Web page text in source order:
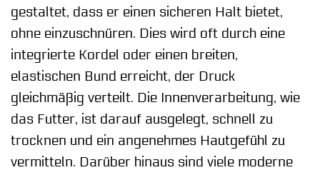
gestaltet, dass er einen sicheren Halt bietet,
ohne einzuschnüren. Dies wird oft durch eine
integrierte Kordel oder einen breiten,
elastischen Bund erreicht, der Druck
gleichmäßig verteilt. Die Innenverarbeitung, wie
das Futter, ist darauf ausgelegt, schnell zu
trocknen und ein angenehmes Hautgefühl zu
vermitteln. Darüber hinaus sind viele moderne